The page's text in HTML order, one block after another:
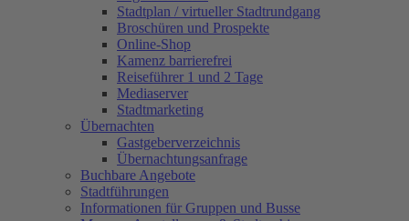
Stadtplan / virtueller Stadtrundgang
Broschüren und Prospekte
Online-Shop
Kamenz barrierefrei
Reiseführer 1 und 2 Tage
Mediaserver
Stadtmarketing
Übernachten
Gastgeberverzeichnis
Übernachtungsanfrage
Buchbare Angebote
Stadtführungen
Informationen für Gruppen und Busse